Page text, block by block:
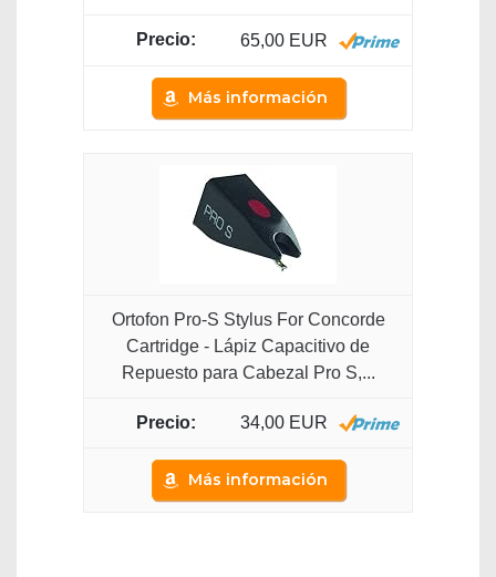
65,00 EUR
Más información
Ortofon Pro-S Stylus For Concorde
Cartridge - Lápiz Capacitivo de
Repuesto para Cabezal Pro S,...
34,00 EUR
Más información